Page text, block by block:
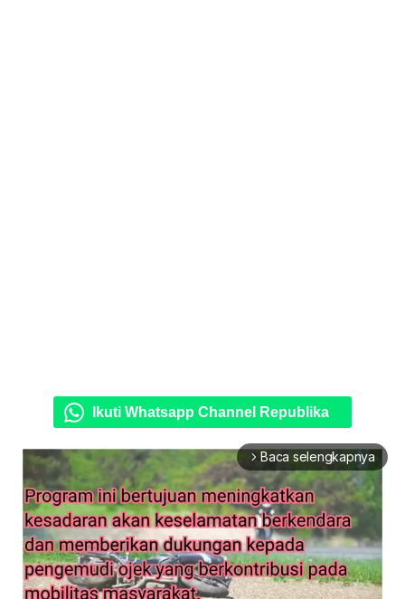
Ikuti Whatsapp Channel Republika
arrow_forward_ios Baca selengkapnya